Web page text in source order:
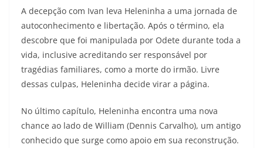
A decepção com Ivan leva Heleninha a uma jornada de
autoconhecimento e libertação. Após o término, ela
descobre que foi manipulada por Odete durante toda a
vida, inclusive acreditando ser responsável por
tragédias familiares, como a morte do irmão. Livre
dessas culpas, Heleninha decide virar a página.
No último capítulo, Heleninha encontra uma nova
chance ao lado de William (Dennis Carvalho), um antigo
conhecido que surge como apoio em sua reconstrução.